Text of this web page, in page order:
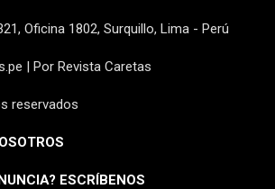
Oficina 1802, Surquillo, Lima - Perú
| Por Revista Caretas
reservados
ESCRÍBENOS